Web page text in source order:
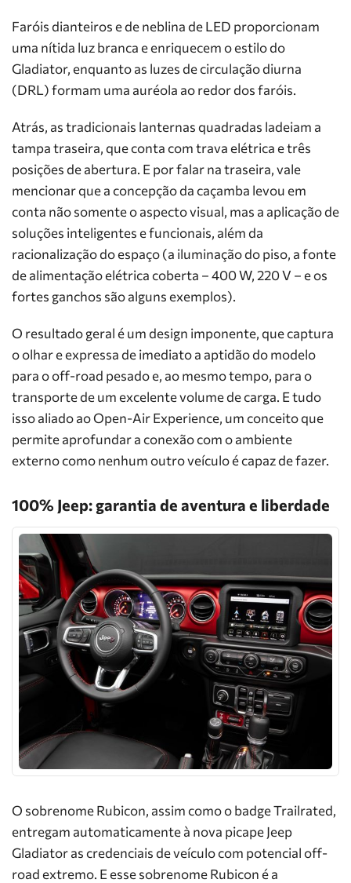
Faróis dianteiros e de neblina de LED proporcionam
uma nítida luz branca e enriquecem o estilo do
Gladiator, enquanto as luzes de circulação diurna
(DRL) formam uma auréola ao redor dos faróis.
Atrás, as tradicionais lanternas quadradas ladeiam a
tampa traseira, que conta com trava elétrica e três
posições de abertura. E por falar na traseira, vale
mencionar que a concepção da caçamba levou em
conta não somente o aspecto visual, mas a aplicação de
soluções inteligentes e funcionais, além da
racionalização do espaço (a iluminação do piso, a fonte
de alimentação elétrica coberta – 400 W, 220 V – e os
fortes ganchos são alguns exemplos).
O resultado geral é um design imponente, que captura
o olhar e expressa de imediato a aptidão do modelo
para o off-road pesado e, ao mesmo tempo, para o
transporte de um excelente volume de carga. E tudo
isso aliado ao Open-Air Experience, um conceito que
permite aprofundar a conexão com o ambiente
externo como nenhum outro veículo é capaz de fazer.
100% Jeep: garantia de aventura e liberdade
O sobrenome Rubicon, assim como o badge Trailrated,
entregam automaticamente à nova picape Jeep
Gladiator as credenciais de veículo com potencial off-
road extremo. E esse sobrenome Rubicon é a